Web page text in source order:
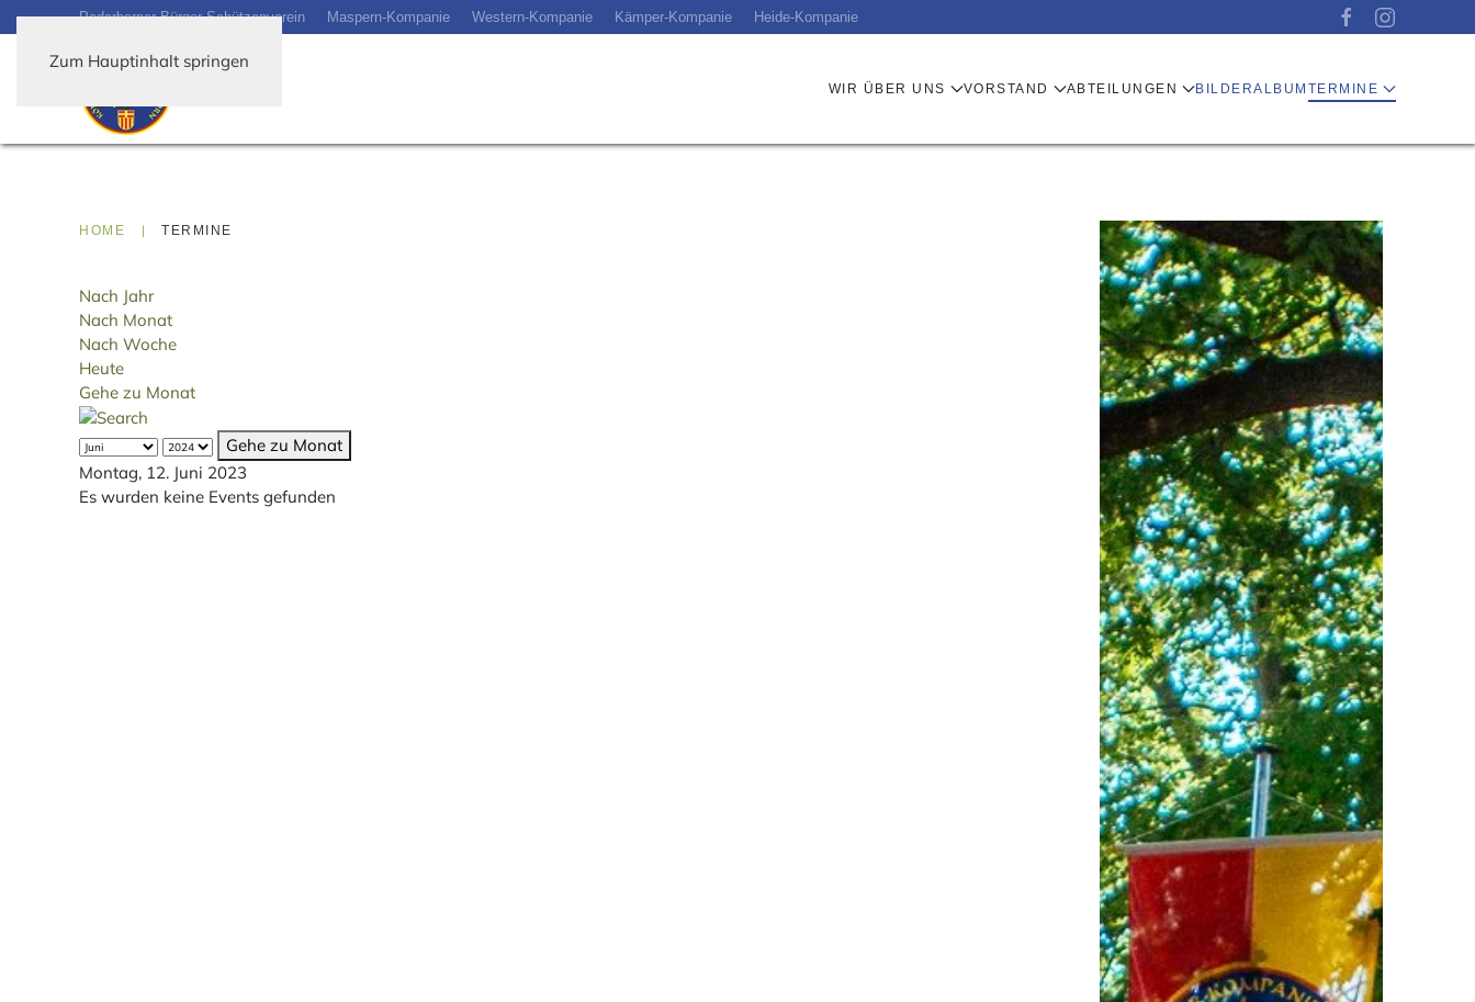
Zum Hauptinhalt springen
Paderborner-Bürger-Schützenverein Maspern-Kompanie Western-Kompanie Kämper-Kompanie Heide-Kompanie
WIR ÜBER UNS VORSTAND ABTEILUNGEN BILDERALBUM TERMINE
HOME TERMINE
Nach Jahr
Nach Monat
Nach Woche
Heute
Gehe zu Monat
Gehe zu Monat
Montag, 12. Juni 2023
Es wurden keine Events gefunden